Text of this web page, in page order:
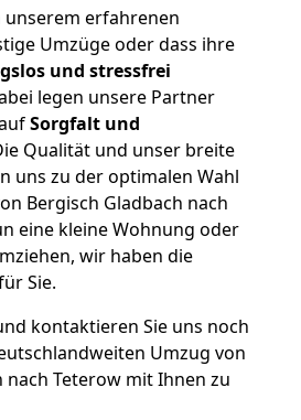
unserem erfahrenen
Umzüge oder dass ihre
und stressfrei
legen unsere Partner
Sorgfalt und
Qualität und unser breite
uns zu der optimalen Wahl
Bergisch Gladbach nach
eine kleine Wohnung oder
wir haben die
Sie.
kontaktieren Sie uns noch
Umzug von
nach Teterow mit Ihnen zu